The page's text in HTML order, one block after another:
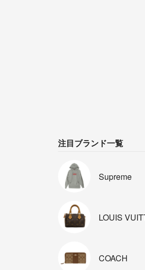
注目ブランド一覧
Supreme
LOUIS
COACH